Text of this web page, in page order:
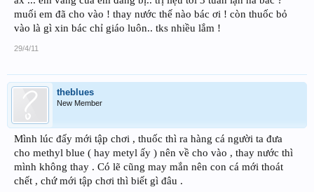
muối em đã cho vào ! thay nước thế nào bác ơi ! còn thuốc bỏ
vào là gì xin bác chỉ giáo luôn.. tks nhiều lắm !
29/4/11
theblues
New Member
Mình lúc đấy mới tập chơi , thuốc thì ra hàng cá người ta đưa
cho methyl blue ( hay metyl ấy ) nên về cho vào , thay nước thì
mình không thay . Có lẽ cũng may mắn nên con cá mới thoát
chết , chứ mới tập chơi thì biết gì đâu .